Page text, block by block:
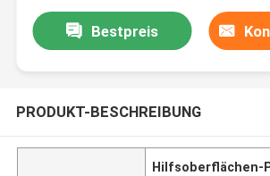
Bestpreis
PRODUKT-BESCHREIBUNG
Hilfsoberflächen-